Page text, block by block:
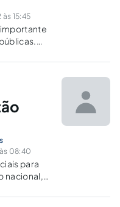
15:45
o qual
08:40
para
nacional,